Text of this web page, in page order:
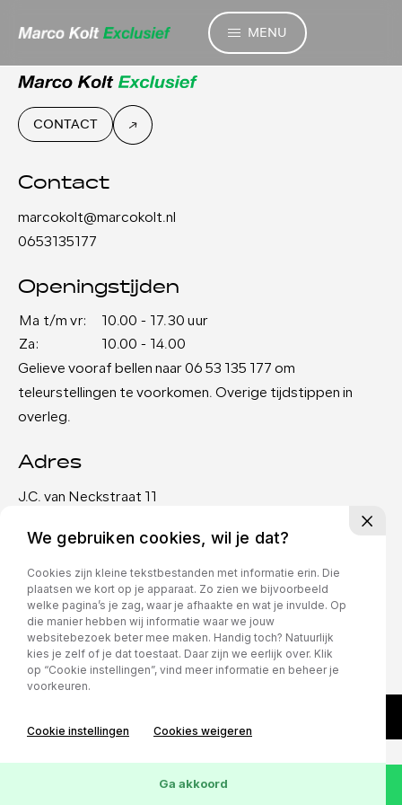
MENU
CONTACT
Contact
marcokolt@marcokolt.nl
0653135177
Openingstijden
Ma t/m vr:
10.00 - 17.30 uur
Za:
10.00 - 14.00
Gelieve vooraf bellen naar 06 53 135 177 om
teleurstellingen te voorkomen. Overige tijdstippen in
overleg.
Adres
J.C. van Neckstraat 11
Privacy policy
We gebruiken cookies, wil je dat?
Cookies zijn kleine tekstbestanden met informatie erin. Die
plaatsen we kort op je apparaat. Zo zien we bijvoorbeeld
welke pagina’s je zag, waar je afhaakte en wat je invulde. Op
die manier hebben wij informatie waar we jouw
websitebezoek beter mee maken. Handig toch? Natuurlijk
kies je zelf of je dat toestaat. Daar zijn we eerlijk over. Klik
op “Cookie instellingen”, vind meer informatie en beheer je
voorkeuren.
Cookie instellingen Cookies weigeren
Ga akkoord